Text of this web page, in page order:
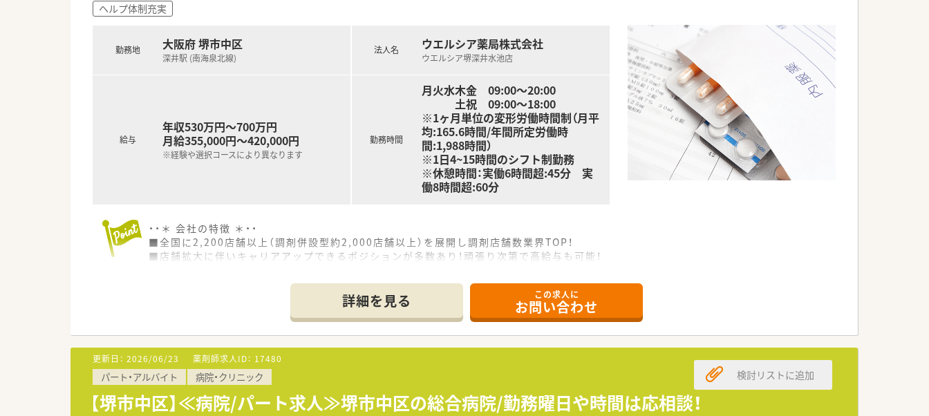
ヘルプ体制充実
勤務地 大阪府 堺市中区
深井駅 (南海泉北線)
給与
年収530万円～700万円
月給355,000円～420,000円
※経験や選択コースにより異なります
法人名 ウエルシア薬局株式会社
ウエルシア堺深井水池店
勤務時間
月火水木金 09:00～20:00
土祝 09:00～18:00
※1ヶ月単位の変形労働時間制（月平
均:165.6時間/年間所定労働時
間:1,988時間）
※1日4~15時間のシフト制勤務
※休憩時間：実働6時間超:45分 実
働8時間超:60分
・・＊ 会社の特徴 ＊・・
■全国に2,200店舗以上（調剤併設型約2,000店舗以上）を展開し調剤店舗数業界TOP！
■店舗拡大に伴いキャリアアップできるポジションが多数あり！頑張り次第で高給与も可能！
■職種や職域に合わせ、豊富な社内研修や外部組織と連携した研修を用意されています
■薬剤師が中心の会社だからこそ活躍できるキャリアパスが多種多様に用意されています。
■店舗拡大に伴い、エリアマネジャーや営業部長等のマネジメントのポジションも増えます。
■在宅や教育等の専門性を活かせるスペシャリストを目指すことも可能です。
■その他にも、管理部門や商品部門等の本社スタッフなど活動領域は多種多様です。
■在宅実施店舗は年々増加しており、在宅医療へもしっかりと関わる事ができます。
■育児休暇は3歳まで取得が可能で、時短制度は小学5年生まで時短勤務ができるよう変更予定です。
■年間休日が120日とワークライフバランスが整っています
■日用品から常備薬まで、従業員割引制度など嬉しいメリットもたくさんあります！
詳細を見る この求人に
お問い合わせ
更新日： 2026/06/23 薬剤師求人ID： 17480
パート・アルバイト 病院・クリニック
【堺市中区】≪病院/パート求人≫堺市中区の総合病院/勤務曜日や時間は応相談！
検討リストに追加